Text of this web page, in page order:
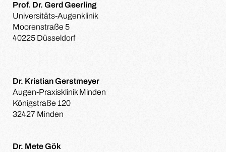
Prof. Dr. Gerd Geerling
Universitäts-Augenklinik
Moorenstraße 5
40225 Düsseldorf
Dr. Kristian Gerstmeyer
Augen-Praxisklinik Minden
Königstraße 120
32427 Minden
Dr. Mete Gök